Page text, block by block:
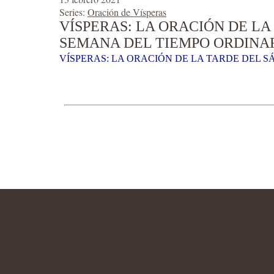
Series: Oración de Vísperas
VÍSPERAS: LA ORACIÓN DE
SEMANA DEL TIEMPO
VÍSPERAS: LA ORACIÓN DE LA TARDE DEL